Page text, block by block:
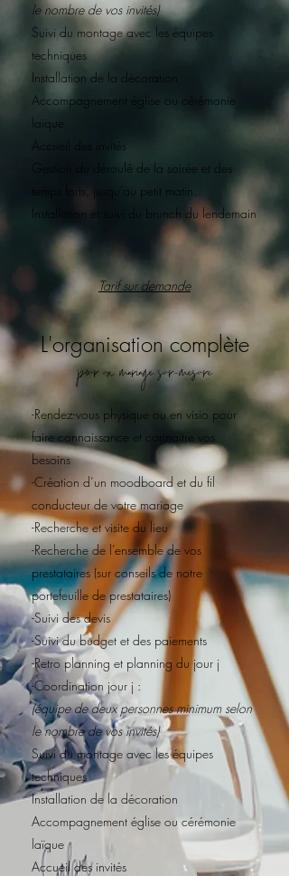
le nombre de vos invités)
Suivi du montage avec les équipes
techniques
Installation de la décoration
Accompagnement église ou cérémonie
laïque
Accueil des invités
Gestion du déroulé de la soirée et des
temps forts, jusqu’au petit matin.
Installation et suivi du brunch du lendemain
Tarif sur demande
L'organisation complète
pour un mariage sur-mesure
-Rendez-vous physique ou en visio pour
faire connaissance et connaitre vos
besoins
-Création d’un moodboard et du fil
conducteur de votre mariage
-Recherche et visite du lieu
-Recherche de l’ensemble de vos
prestataires (sur conseils de notre
portefeuille de prestataires)
-Suivi des devis
-Suivi du budget et des paiements
-Retro planning et planning du jour j
-Coordination jour j :
(équipe de deux personnes minimum selon
le nombre de vos invités)
Suivi du montage avec les équipes
techniques
Installation de la décoration
Accompagnement église ou cérémonie
laïque
Accueil des invités